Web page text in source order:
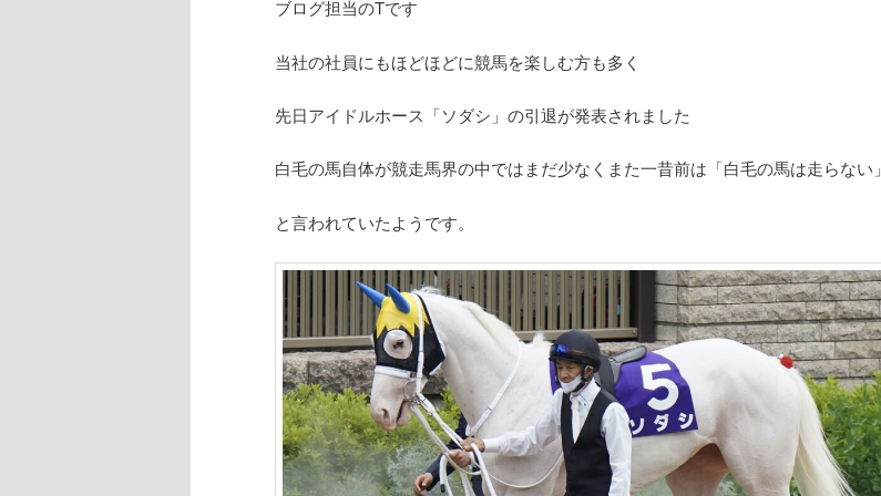
ブログ担当のTです
当社の社員にもほどほどに競馬を楽しむ方も多く
先日アイドルホース「ソダシ」の引退が発表されました
白毛の馬自体が競走馬界の中ではまだ少なくまた一昔前は「白毛の馬は走らない」
と言われていたようです。